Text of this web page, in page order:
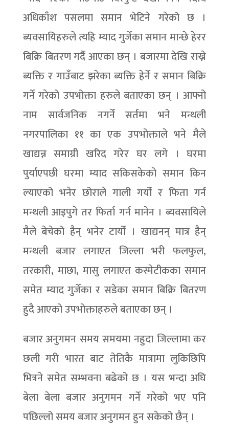
अधिकाँश पसलमा समान भेटिने गरेको छ ।
ब्यवसायिहरुले त्यहि म्याद गुर्जेका समान मान्छे हेरर
बिक्रि बितरण गर्दै आएका छन् । बजारमा देखि राख्ने
ब्यक्ति र गाउँबाट झरेका ब्यक्ति हेर्ने र समान बिक्रि
गर्ने गरेको उपभोक्ता हरुले बताएका छन् । आफ्नो
नाम सार्वजनिक नगर्ने सर्तमा भने मन्थली
नगरपालिका ११ का एक उपभोक्ताले भने मैले
खाद्यन्न समाग्री खरिद गरेर घर लगे । घरमा
पुर्याएपछी घरमा म्याद सकिसकेको समान किन
ल्याएको भनेर छोराले गाली गर्यो र फिता गर्न
मन्थली आइपुगे तर फिर्ता गर्न मानेन । ब्यवसायिले
मैले बेचेको हैन् भनेर टार्यो । खाद्यनन् मात्र हैन्
मन्थली बजार लगाएत जिल्ला भरी फलफुल,
तरकारी, माछा, मासु लगाएत कस्मेटीकका समान
समेत म्याद गुर्जेका र सडेका समान बिक्रि बितरण
हुदै आएको उपभोक्ताहरुले बताएका छन् ।
बजार अनुगमन समय समयमा नहुदा जिल्लामा कर
छली गरी भारत बाट तेतिकै मात्रामा लुकिछिपि
भित्रने समेत सम्भवना बढेको छ । यस भन्दा अघि
बेला बेला बजार अनुगमन गर्ने गरेको भए पनि
पछिल्लो समय बजार अनुगमन हुन सकेको छैन् ।